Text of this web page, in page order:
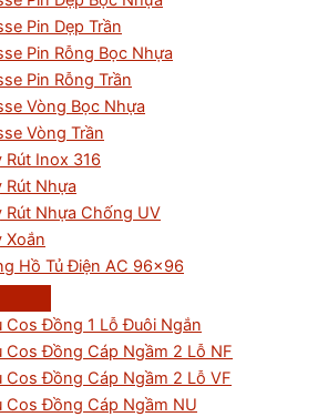
Pin Dẹp Trần
Pin Rỗng Bọc Nhựa
Pin Rỗng Trần
Vòng Bọc Nhựa
Vòng Trần
Rút Inox 316
Rút Nhựa
Rút Nhựa Chống UV
Xoắn
Hồ Tủ Điện AC 96×96
Cos Đồng 1 Lỗ Đuôi Ngắn
Cos Đồng Cáp Ngầm 2 Lỗ NF
Cos Đồng Cáp Ngầm 2 Lỗ VF
Cos Đồng Cáp Ngầm NU